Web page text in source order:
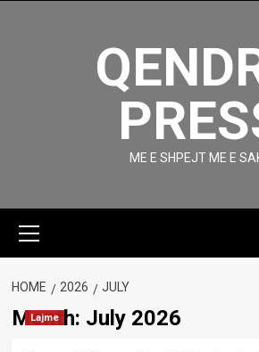
ME E SHPEJT ME E
Menu
HOME 2026 JULY
Month: July 2026
Lajme